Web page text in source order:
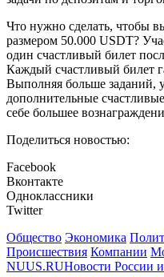
Что нужно сделать, чтобы
размером 50.000 USDT?
один счастливый билет
Каждый счастливый билет
Выполняя больше заданий,
дополнительные
себе большее
Поделиться новостью:
Facebook
Вконтакте
Одноклассники
Twitter
Общество Экономика
Происшествия Компании
NUUS.RUНовости России